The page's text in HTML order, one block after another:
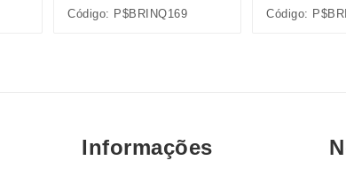
Código: P$BRINQ169 Código:
Informações